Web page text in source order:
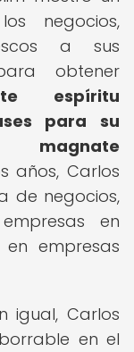
negocios,
a sus
obtener
espíritu
para su
magnate
años, Carlos
de negocios,
en
empresas
igual, Carlos
en el